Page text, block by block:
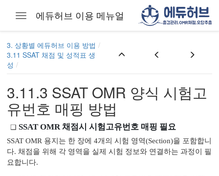
Toggle navigation
에듀허브 이용 메뉴얼
하기
록
3. 상황별 에듀허브 이용 방법
3.11 SSAT 채점 및 성적표 생
성
3.11.3 SSAT OMR 양식 시험고
유번호 매핑 방법
SSAT OMR 채점시 시험고유번호 매핑 필요
SSAT OMR 용지는 한 장에 4개의 시험 영역(Section)을 포함합니
다. 채점을 위해 각 영역을 실제 시험 정보와 연결하는 과정이 필
요합니다.